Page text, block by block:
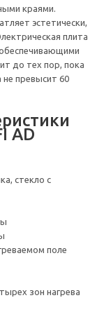
краями.
эстетически,
плита
до тех пор, пока
превысит 60
AD
стекло с
поле
зон нагрева